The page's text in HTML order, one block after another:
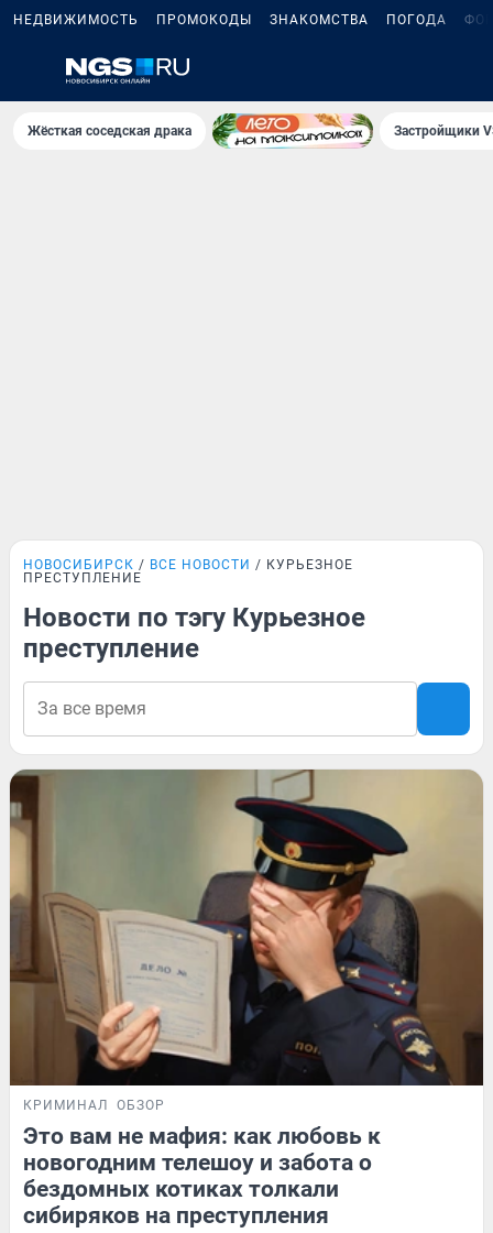
НЕДВИЖИМОСТЬ ПРОМОКОДЫ ЗНАКОМСТВА ПОГОДА
Жёсткая соседская драка Застройщики
НОВОСИБИРСК ВСЕ НОВОСТИ
КУРЬЕЗНОЕ
ПРЕСТУПЛЕНИЕ
Новости по тэгу Курьезное
преступление
КРИМИНАЛ ОБЗОР
Это вам не мафия: как любовь к
новогодним телешоу и забота о
бездомных котиках толкали
сибиряков на преступления